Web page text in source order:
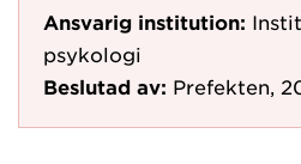
Ansvarig institution:
psykologi
Beslutad av: Prefekten,